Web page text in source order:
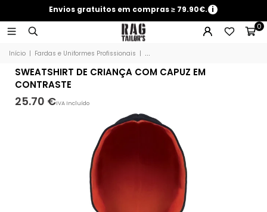
Envios gratuitos em compras ≥ 79.90€. i
0
Início | Fardas e Uniformes Profissionais | SWEATSHIRT DE CRIANÇA COM CAPUZ
SWEATSHIRT DE CRIANÇA COM CAPUZ EM
CONTRASTE
25.70 €IVA Incluído